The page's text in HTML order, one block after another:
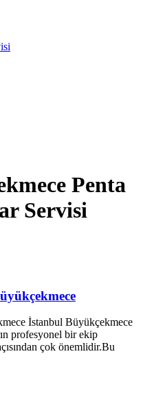
Penta
Servisi
İstanbul Büyükçekmece
profesyonel bir ekip
çok önemlidir.Bu